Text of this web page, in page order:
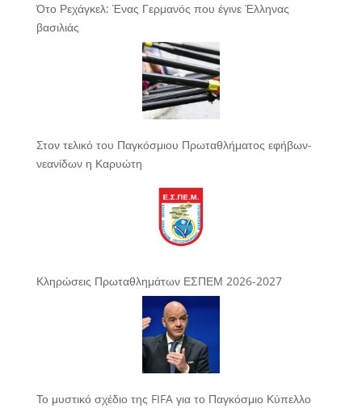
Ότο Ρεχάγκελ: Ένας Γερμανός που έγινε Έλληνας
βασιλιάς
Στον τελικό του Παγκόσμιου Πρωταθλήματος εφήβων-
νεανίδων η Καρυώτη
Κληρώσεις Πρωταθλημάτων ΕΣΠΕΜ 2026-2027
Το μυστικό σχέδιο της FIFA για το Παγκόσμιο Κύπελλο